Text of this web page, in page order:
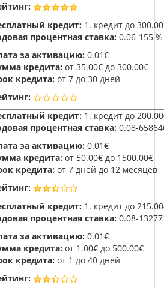
кредит: 1. кредит до
процентная ставка: 0.06-155 %
за активацию: 0.01€
кредита: от 35.00€ до 300.00€
кредита: от 7 до 30 дней
кредит: 1. кредит до
процентная ставка: 0.08-
за активацию: 0.01€
кредита: от 50.00€ до 1500.00€
кредита: от 7 дней до 12 месяцев
кредит: 1. кредит до
процентная ставка: 0.08-
за активацию: 0.01€
кредита: от 1.00€ до 500.00€
кредита: от 1 до 40 дней